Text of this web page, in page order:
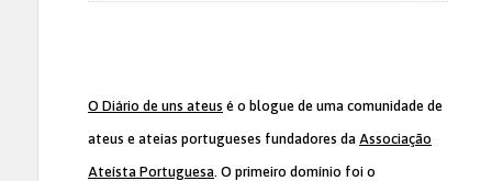
O Diário de uns ateus é o blogue de uma comunidade de
ateus e ateias portugueses fundadores da Associação
Ateísta Portuguesa. O primeiro domínio foi o